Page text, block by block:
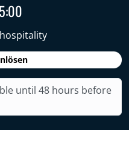
until 48 hours before